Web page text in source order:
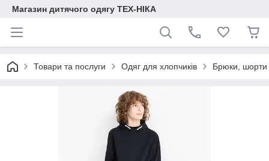
Магазин дитячого одягу ТЕХ-НІКА
Товари та послуги Одяг для хлопчиків Брюки, шорти